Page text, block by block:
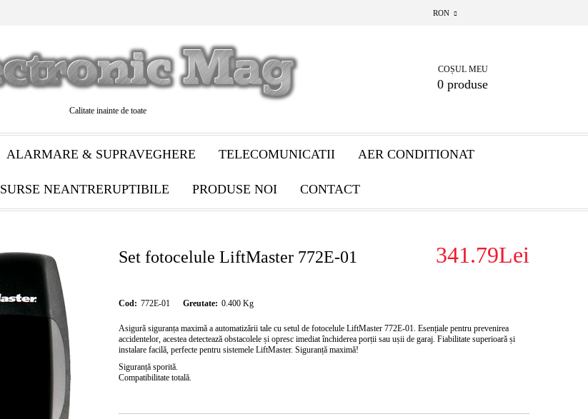
RON
Calitate inainte de toate
COȘUL MEU
0 produse
ALARMARE & SUPRAVEGHERE TELECOMUNICATII AER CONDITIONAT
SURSE NEANTRERUPTIBILE PRODUSE NOI CONTACT
Set fotocelule LiftMaster 772E-01 341.79Lei
Cod: 772E-01 Greutate: 0.400 Kg
Asigură siguranța maximă a automatizării tale cu setul de fotocelule LiftMaster 772E-01 . Esențiale pentru prevenirea
accidentelor, acestea detectează obstacolele și opresc imediat închiderea porții sau ușii de garaj. Fiabilitate superioară și
instalare facilă, perfecte pentru sistemele LiftMaster. Siguranță maximă!
Siguranță sporită.
Compatibilitate totală.